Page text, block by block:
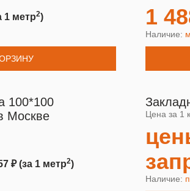
1 метр2) 1
Наличие:
100*100
Москве
₽(за 1 метр2)
Цена за 1
Наличие: